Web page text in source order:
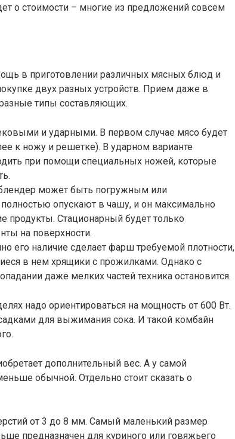
о стоимости – многие из предложений совсем
в приготовлении различных мясных блюд и
двух разных устройств. Прием даже в
типы составляющих.
и ударными. В первом случае мясо будет
к ножу и решетке). В ударном варианте
при помощи специальных ножей, которые
может быть погружным или
опускают в чашу, и он максимально
продукты. Стационарный будет только
на поверхности.
его наличие сделает фарш требуемой плотности,
в нем хрящики с прожилками. Однако с
даже мелких частей техника остановится.
надо ориентироваться на мощность от 600 Вт.
для выжимания сока. И такой комбайн
дополнительный вес. А у самой
обычной. Отдельно стоит сказать о
от 3 до 8 мм. Самый маленький размер
предназначен для куриного или говяжьего